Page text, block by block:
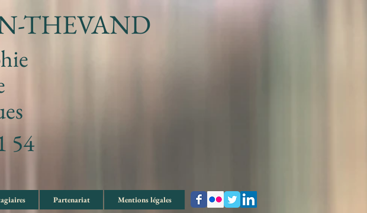
THEVAND
54
Partenariat Mentions légales